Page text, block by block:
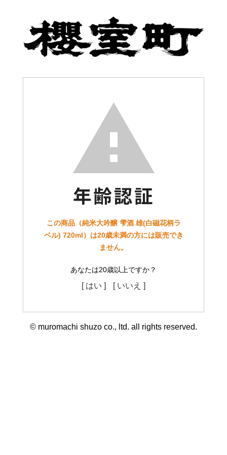
この商品（純米大吟醸 雫酒 雄(白磁花柄ラ
ベル) 720ml）は20歳未満の方には販売でき
ません。
あなたは20歳以上ですか？
[ はい ] [ いいえ ]
© muromachi shuzo co., ltd. all rights reserved.